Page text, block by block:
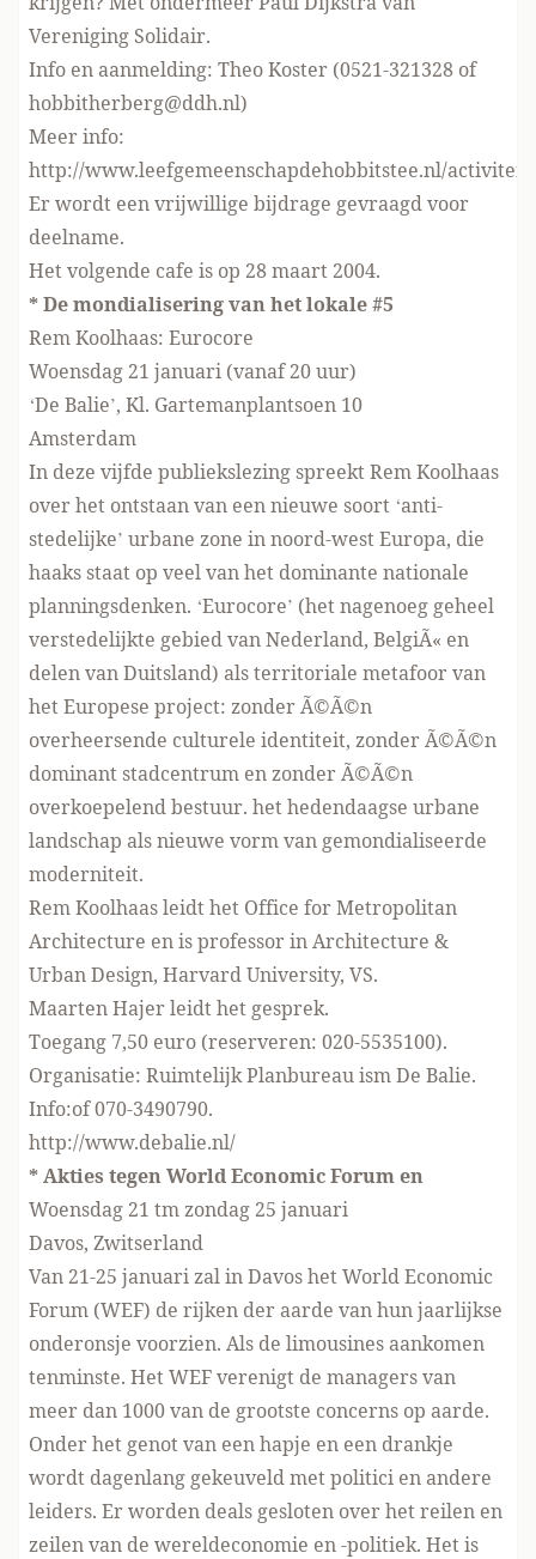
Vereniging Solidair.
Info en aanmelding: Theo Koster (0521-321328 of
hobbitherberg@ddh.nl)
Meer info:
http://www.leefgemeenschapdehobbitstee.nl/
Er wordt een vrijwillige bijdrage gevraagd voor
deelname.
Het volgende cafe is op 28 maart 2004.
* De mondialisering van het lokale #5
Rem Koolhaas: Eurocore
Woensdag 21 januari (vanaf 20 uur)
‘De Balie’, Kl. Gartemanplantsoen 10
Amsterdam
In deze vijfde publiekslezing spreekt Rem Koolhaas
over het ontstaan van een nieuwe soort ‘anti-
stedelijke’ urbane zone in noord-west Europa, die
haaks staat op veel van het dominante nationale
planningsdenken. ‘Eurocore’ (het nagenoeg geheel
verstedelijkte gebied van Nederland, BelgiÃ« en
delen van Duitsland) als territoriale metafoor van
het Europese project: zonder Ã©Ã©n
overheersende culturele identiteit, zonder Ã©Ã©n
dominant stadcentrum en zonder Ã©Ã©n
overkoepelend bestuur. het hedendaagse urbane
landschap als nieuwe vorm van gemondialiseerde
moderniteit.
Rem Koolhaas leidt het Office for Metropolitan
Architecture en is professor in Architecture &
Urban Design, Harvard University, VS.
Maarten Hajer leidt het gesprek.
Toegang 7,50 euro (reserveren: 020-5535100).
Organisatie: Ruimtelijk Planbureau ism De Balie.
Info:of 070-3490790.
http://www.debalie.nl/
* Akties tegen World Economic Forum en
Woensdag 21 tm zondag 25 januari
Davos, Zwitserland
Van 21-25 januari zal in Davos het World Economic
Forum (WEF) de rijken der aarde van hun jaarlijkse
onderonsje voorzien. Als de limousines aankomen
tenminste. Het WEF verenigt de managers van
meer dan 1000 van de grootste concerns op aarde.
Onder het genot van een hapje en een drankje
wordt dagenlang gekeuveld met politici en andere
leiders. Er worden deals gesloten over het reilen en
zeilen van de wereldeconomie en -politiek. Het is